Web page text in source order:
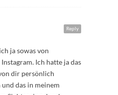
Reply
ja sowas von
Ich hatte ja das
dir persönlich
das in meinem